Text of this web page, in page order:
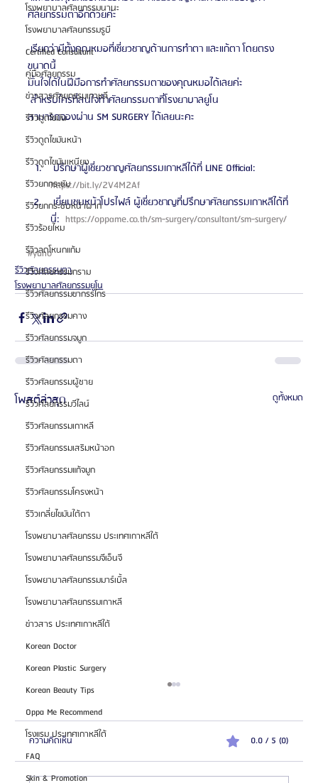
โรงพยาบาลศัลยกรรมนานะ
โรงพยาบาลศัลยกรรมรูบี
Certified Consultant
คู่มือศัลยกรรม
ข่าวสารศัลยกรรมเกาหลี
รีวิวดูดไขมัน
รีวิวดูดไขมันหน้า
รีวิวดูดไขมันเหนียง
รีวิวยกกระชับ
รีวิวยกกระชับหน้าผาก
รีวิวร้อยไหม
รีวิวลดโหนกแก้ม
รีวิวศัลยกรรมกราม
รีวิวศัลยกรรมขากรรไกร
รีวิวศัลยกรรมคาง
รีวิวศัลยกรรมจมูก
รีวิวศัลยกรรมตา
รีวิวศัลยกรรมผู้ชาย
รีวิวศัลยกรรมวีไลน์
รีวิวศัลยกรรมเกาหลี
รีวิวศัลยกรรมเสริมหน้าอก
รีวิวศัลยกรรมแก้จมูก
รีวิวศัลยกรรมโครงหน้า
รีวิวเกลี่ยไขมันใต้ตา
โรงพยาบาลศัลยกรรม ประเทศเกาหลีใต้
โรงพยาบาลศัลยกรรมจีเอ็นจี
โรงพยาบาลศัลยกรรมมาร์เบิ้ล
โรงพยาบาลศัลยกรรมเกาหลี
ข่าวสาร ประเทศเกาหลีใต้
Korean Doctor
Korean Plastic Surgery
Korean Beauty Tips
Oppa Me Recommend
โรงแรม ประเทศเกาหลีใต้
FAQ
Skin & Promotion
ศัลยกรรมตาอีกด้วยค่ะ
เรียกว่ามีทั้งคุณหมอที่เชี่ยวชาญด้านการทำตา และแก้ตา โดยตรง
ขนาดนี้
มั่นใจได้ในฝีมือการทำศัลยกรรมตาของคุณหมอได้เลยค่ะ
สำหรับใครที่สนใจทำศัลยกรรมตาที่โรงยาบาลยูโน
สามารถจองผ่าน SM SURGERY ได้เลยนะคะ
ปรึกษาผู้เชี่ยวชาญศัลยกรรมเกาหลีได้ที่ LINE Official:
https://bit.ly/2V4M2Af
เยี่ยมชมหน้าโปรไฟล์ ผู้เชี่ยวชาญที่ปรึกษาศัลยกรรมเกาหลีได้ที่
นี่: https://oppame.co.th/sm-surgery/consultant/sm-surgery/
#yuno
รีวิวศัลยกรรมตา
โรงพยาบาลศัลยกรรมยูโน
โพสต์ล่าสุด ดูทั้งหมด
ความคิดเห็น 0.0 / 5 (0)